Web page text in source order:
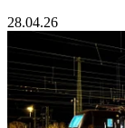
28.04.26